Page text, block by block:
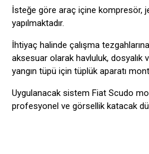
İsteğe göre araç içine kompresör,
yapılmaktadır.
İhtiyaç halinde çalışma
aksesuar olarak havluluk, dosyalık
yangın tüpü için tüplük aparatı
Uygulanacak sistem Fiat Scudo
profesyonel ve görsellik katacak